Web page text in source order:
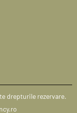
drepturile rezervare.